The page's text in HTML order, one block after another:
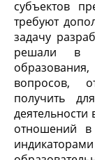
субъектов
требуют
задачу
решали в
вопросов,
получить
отношений